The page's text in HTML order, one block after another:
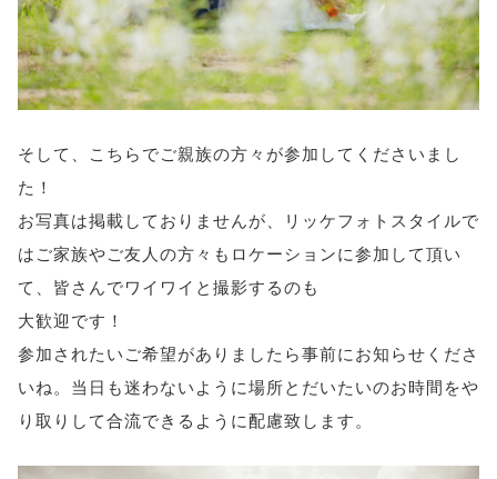
そして、こちらでご親族の方々が参加してくださいまし
た！
お写真は掲載しておりませんが、リッケフォトスタイルで
はご家族やご友人の方々もロケーションに参加して頂い
て、皆さんでワイワイと撮影するのも
大歓迎です！
参加されたいご希望がありましたら事前にお知らせくださ
いね。当日も迷わないように場所とだいたいのお時間をや
り取りして合流できるように配慮致します。